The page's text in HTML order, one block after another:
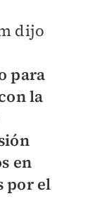
dijo
para
la
en
por el